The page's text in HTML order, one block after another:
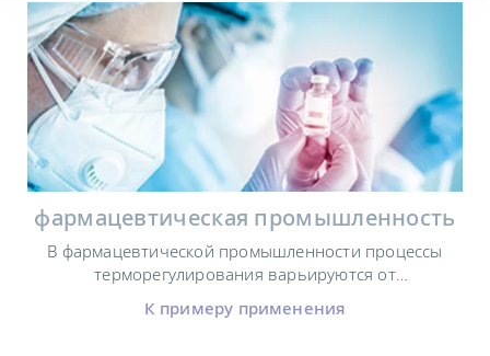
фармацевтическая промышленность
В фармацевтической промышленности процессы
терморегулирования варьируются от
К примеру применения